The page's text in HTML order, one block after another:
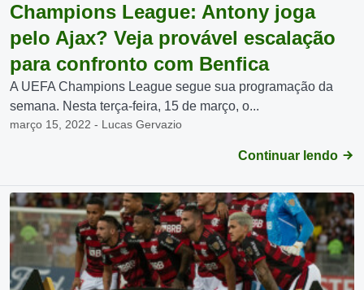
Champions League: Antony joga
pelo Ajax? Veja provável escalação
para confronto com Benfica
A UEFA Champions League segue sua programação da
semana. Nesta terça-feira, 15 de março, o...
março 15, 2022 - Lucas Gervazio
Continuar lendo